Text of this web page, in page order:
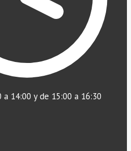
a 14:00 y de 15:00 a 16:30